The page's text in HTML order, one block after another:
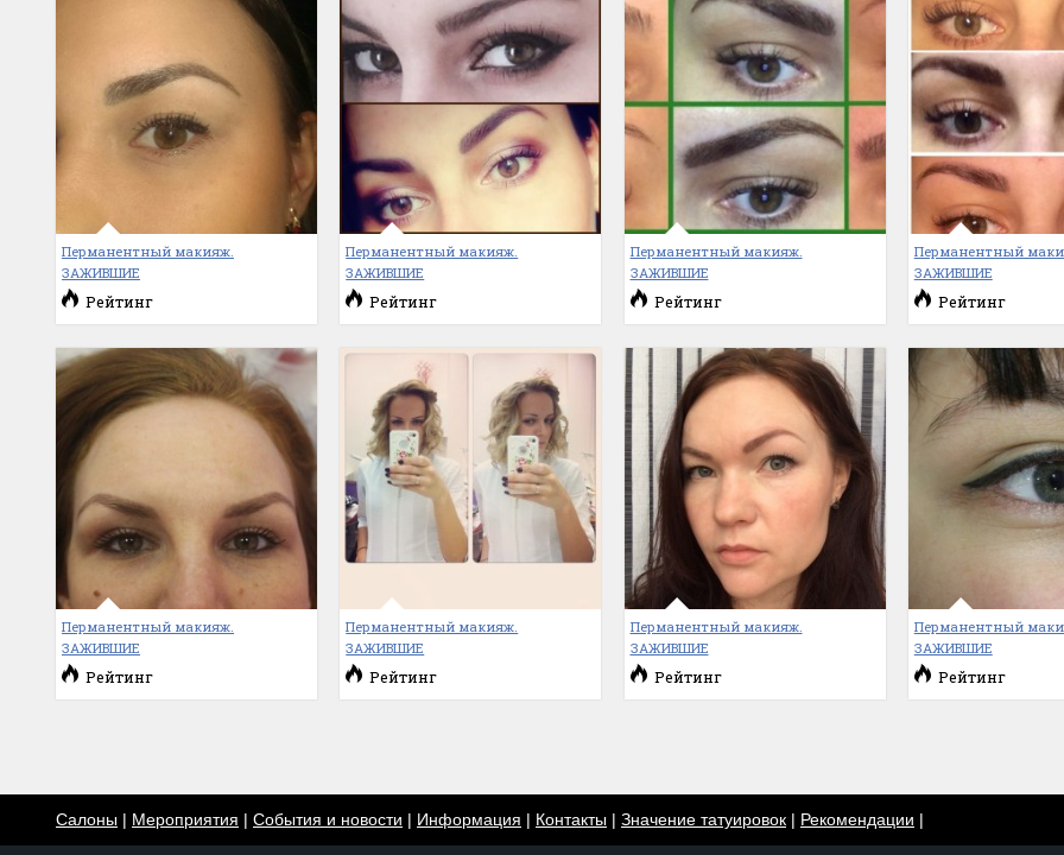
Перманентный макияж.
ЗАЖИВШИЕ
Рейтинг
Перманентный макияж.
ЗАЖИВШИЕ
Рейтинг
Перманентный макияж.
ЗАЖИВШИЕ
Рейтинг
Перманентный
ЗАЖИВШИЕ
Рейтинг
Перманентный макияж.
ЗАЖИВШИЕ
Рейтинг
Перманентный макияж.
ЗАЖИВШИЕ
Рейтинг
Перманентный макияж.
ЗАЖИВШИЕ
Рейтинг
Перманентный
ЗАЖИВШИЕ
Рейтинг
Салоны | Мероприятия | События и новости | Информация | Контакты | Значение татуировок | Рекомендации |